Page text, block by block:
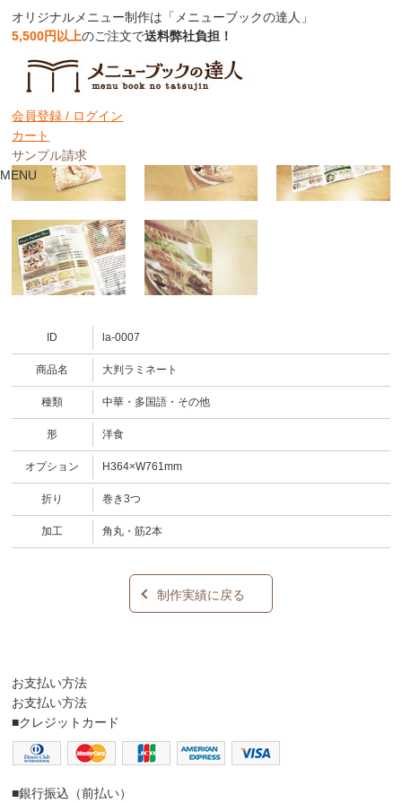
オリジナルメニュー制作は「メニューブックの達人」
5,500円以上のご注文で送料弊社負担！
会員登録 / ログイン
カート
サンプル請求
MENU
大判ラミネートメニュー
ID la-0007
商品名 大判ラミネート
種類 中華・多国語・その他
形 洋食
オプション H364×W761mm
折り 巻き3つ
加工 角丸・筋2本
制作実績に戻る
お支払い方法
お支払い方法
■クレジットカード
■銀行振込（前払い）